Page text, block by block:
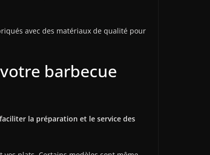
avec des matériaux de qualité pour
barbecue
la préparation et le service des